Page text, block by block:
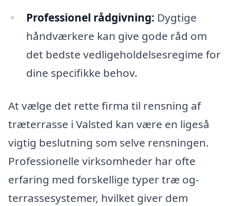
Professionel rådgivning: Dygtige
håndværkere kan give gode råd om
det bedste vedligeholdelsesregime for
dine specifikke behov.
At vælge det rette firma til rensning af
træterrasse i Valsted kan være en ligeså
vigtig beslutning som selve rensningen.
Professionelle virksomheder har ofte
erfaring med forskellige typer træ og-
terrassesystemer, hvilket giver dem